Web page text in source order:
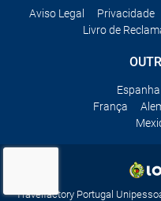
Aviso Legal Privacidade
Livro de
Espanha
França
Travelfactory Portugal